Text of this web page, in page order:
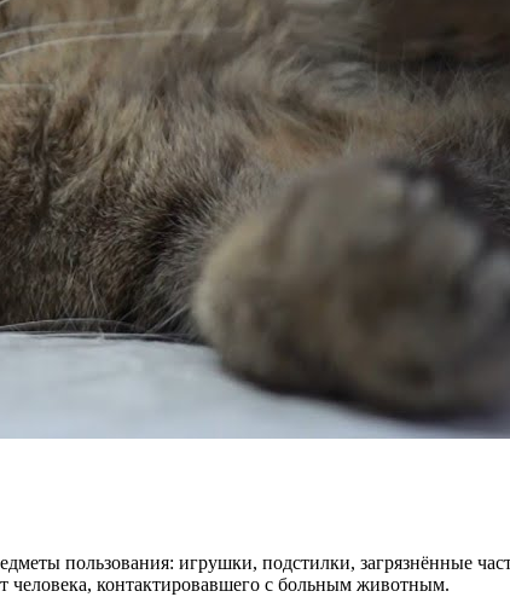
пользования: игрушки, подстилки, загрязнённые
человека, контактировавшего с больным животным.